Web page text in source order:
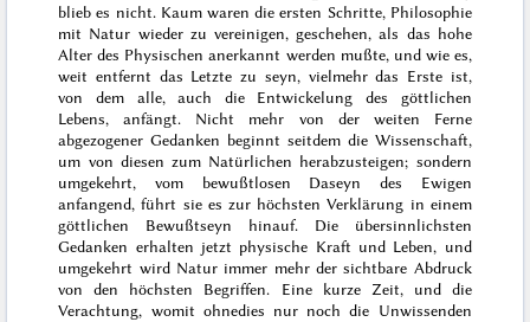
blieb es nicht. Kaum waren die ersten Schritte, Philosophie
mit Natur wieder zu vereinigen, geschehen, als das hohe
Alter des Physischen anerkannt werden mußte, und wie es,
weit entfernt das Letzte zu seyn, vielmehr das Erste ist,
von dem alle, auch die Entwickelungdes göttlichen
Lebens, anfängt. Nicht mehr von der weiten Ferne
abgezogener Gedanken beginnt seitdem die Wissenschaft,
um von diesen zum Natürlichen herabzusteigen; sondern
umgekehrt, vom bewußtlosen Daseyn des Ewigen
anfangend, führt sie es zur höchsten Verklärung in einem
göttlichen Bewußtseyn hinauf. Die übersinnlichsten
Gedanken erhalten jetzt physische Kraft und Leben, und
umgekehrt wird Natur immer mehr der sichtbare Abdruck
von den höchsten Begriffen. Eine kurze Zeit, und die
Verachtung, womit ohnedies nur noch die Unwissenden